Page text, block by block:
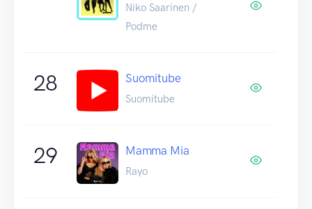
Niko Saarinen /
Podme
28 Suomitube
Suomitube
29 Mamma Mia
Rayo